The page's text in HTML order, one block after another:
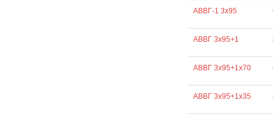
АВВГ-1 3х95
АВВГ 3х95+1
АВВГ 3х95+1х70
АВВГ 3х95+1х35